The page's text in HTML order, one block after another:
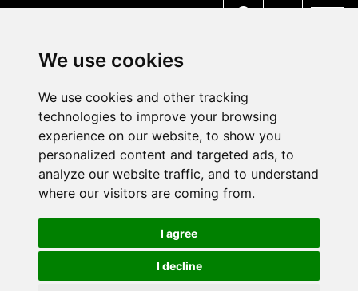
We use cookies
We use cookies and other tracking
technologies to improve your browsing
experience on our website, to show you
personalized content and targeted ads, to
analyze our website traffic, and to understand
where our visitors are coming from.
I agree
I decline